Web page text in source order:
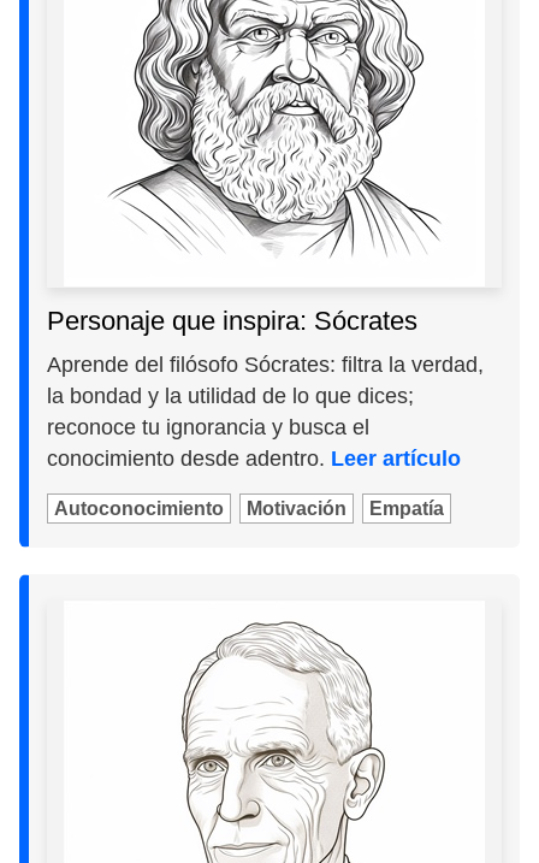
Personaje que inspira: Sócrates
Aprende del filósofo Sócrates: filtra la verdad,
la bondad y la utilidad de lo que dices;
reconoce tu ignorancia y busca el
conocimiento desde adentro. Leer artículo
Autoconocimiento Motivación Empatía